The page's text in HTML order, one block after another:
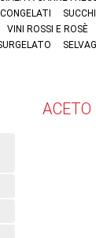
VINI ROSSI E ROSÈ
ACETO